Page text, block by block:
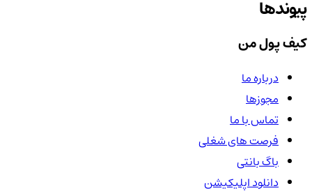
پیوندها
کیف پول من
درباره ما
مجوزها
تماس با ما
فرصت های شغلی
باگ بانتی
دانلود اپلیکیشن